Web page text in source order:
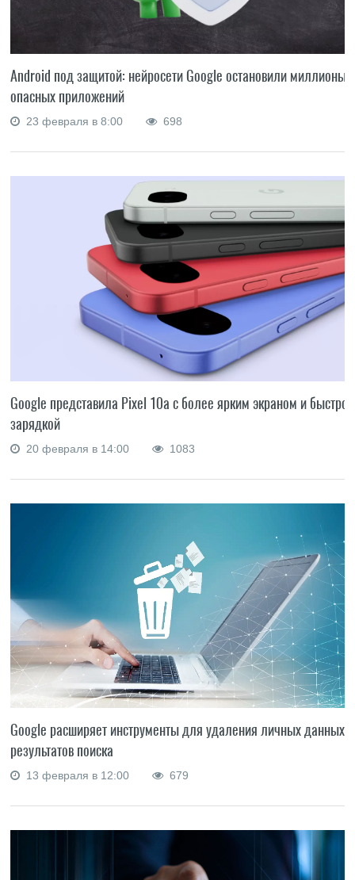
Android под защитой: нейросети Google остановили миллионы
опасных приложений
23 февраля в 8:00 698
Google представила Pixel 10a с более ярким экраном и быстрой
зарядкой
20 февраля в 14:00 1083
Google расширяет инструменты для удаления личных данных
результатов поиска
13 февраля в 12:00 679